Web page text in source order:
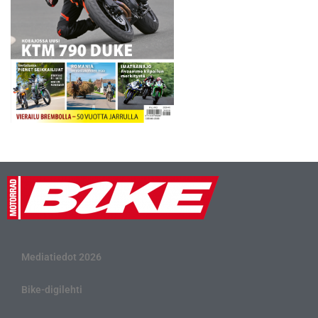
Mediatiedot 2026
Bike-digilehti